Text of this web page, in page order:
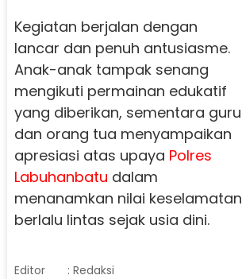
Kegiatan berjalan dengan
lancar dan penuh antusiasme.
Anak-anak tampak senang
mengikuti permainan edukatif
yang diberikan, sementara guru
dan orang tua menyampaikan
apresiasi atas upaya Polres
Labuhanbatu dalam
menanamkan nilai keselamatan
berlalu lintas sejak usia dini.
Editor : Redaksi